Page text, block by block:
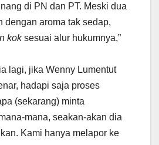
di PN dan PT. Meski dua
dengan aroma tak sedap,
koksesuai alur hukumnya,”
lagi, jika Wenny Lumentut
hadapi saja proses
(sekarang) minta
mana, seakan-akan dia
Kami hanya melapor ke